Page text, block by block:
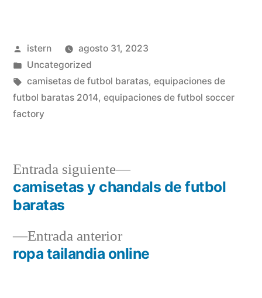
Publicado
por
istern
agosto 31, 2023
Publicado
en
Uncategorized
Etiquetas:
camisetas de futbol baratas, equipaciones de
futbol baratas 2014, equipaciones de futbol soccer
factory
Navegación
entradas
Entrada anteriorEntrada
anterior:
ropa tailandia online
Entrada siguiente
Entrada
siguiente:
camisetas y chandals de futbol
baratas